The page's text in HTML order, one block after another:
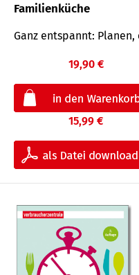
Familienküche
Ganz entspannt:
19,90 €
15,99 €